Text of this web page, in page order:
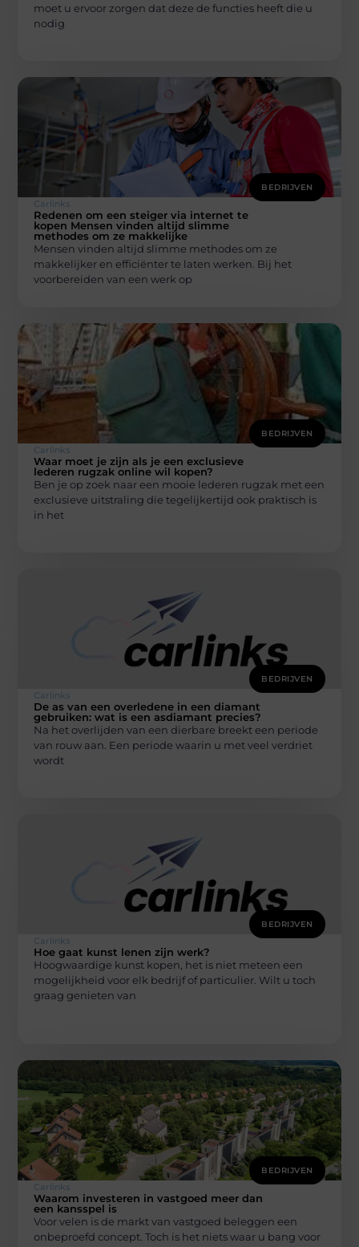
moet u ervoor zorgen dat deze de functies heeft die u
nodig
BEDRIJVEN
Carlinks
Redenen om een ​​steiger via internet te
kopen Mensen vinden altijd slimme
methodes om ze makkelijke
Mensen vinden altijd slimme methodes om ze
makkelijker en efficiënter te laten werken. Bij het
voorbereiden van een werk op
BEDRIJVEN
Carlinks
Waar moet je zijn als je een exclusieve
lederen rugzak online wil kopen?
Ben je op zoek naar een mooie lederen rugzak met een
exclusieve uitstraling die tegelijkertijd ook praktisch is
in het
BEDRIJVEN
Carlinks
De as van een overledene in een diamant
gebruiken: wat is een asdiamant precies?
Na het overlijden van een dierbare breekt een periode
van rouw aan. Een periode waarin u met veel verdriet
wordt
BEDRIJVEN
Carlinks
Hoe gaat kunst lenen zijn werk?
Hoogwaardige kunst kopen, het is niet meteen een
mogelijkheid voor elk bedrijf of particulier. Wilt u toch
graag genieten van
BEDRIJVEN
Carlinks
Waarom investeren in vastgoed meer dan
een kansspel is
Voor velen is de markt van vastgoed beleggen een
onbeproefd concept. Toch is het niets waar u bang voor